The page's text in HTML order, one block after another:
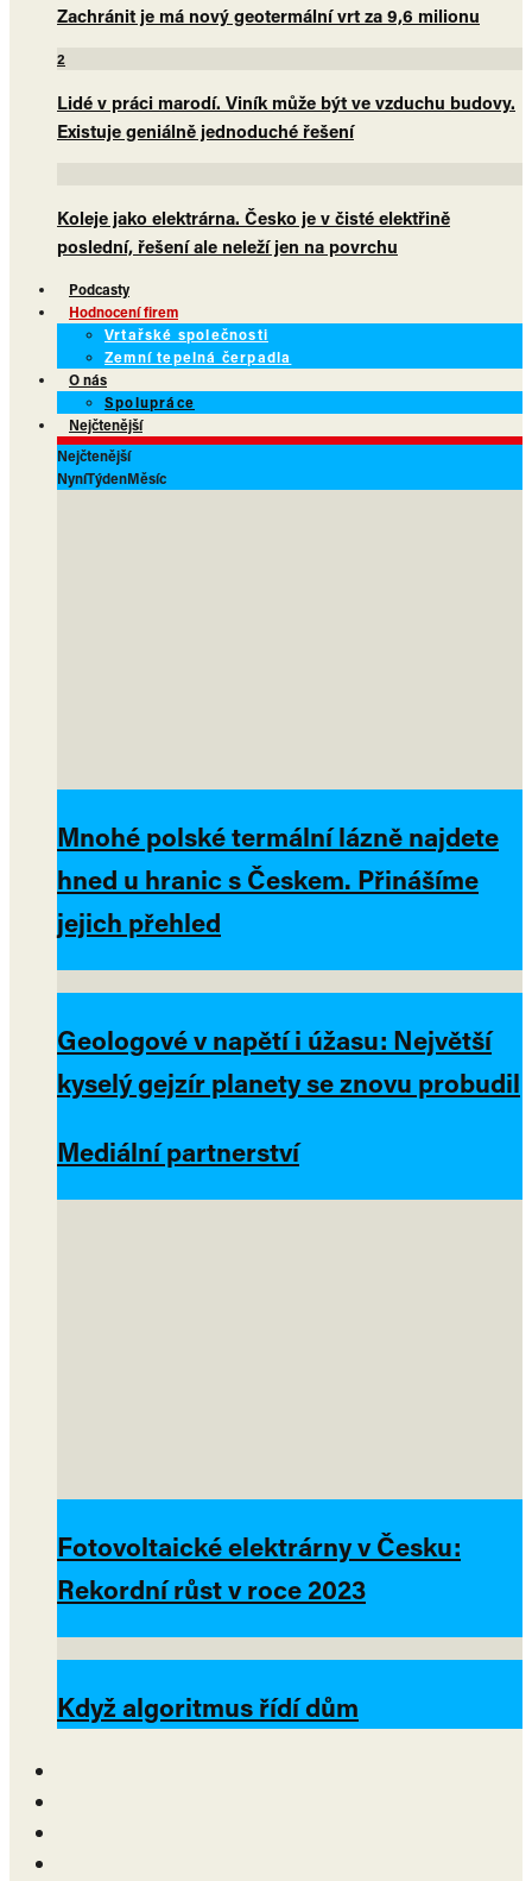
Zachránit je má nový geotermální vrt za 9,6 milionu
2
Lidé v práci marodí. Viník může být ve vzduchu budovy.
Existuje geniálně jednoduché řešení
Koleje jako elektrárna. Česko je v čisté elektřině
poslední, řešení ale neleží jen na povrchu
Podcasty
Hodnocení firem
Vrtařské společnosti
Zemní tepelná čerpadla
O nás
Spolupráce
Nejčtenější
Nejčtenější
NyníTýdenMěsíc
Mnohé polské termální lázně najdete
hned u hranic s Českem. Přinášíme
jejich přehled
Geologové v napětí i úžasu: Největší
kyselý gejzír planety se znovu probudil
Mediální partnerství
Fotovoltaické elektrárny v Česku:
Rekordní růst v roce 2023
Když algoritmus řídí dům